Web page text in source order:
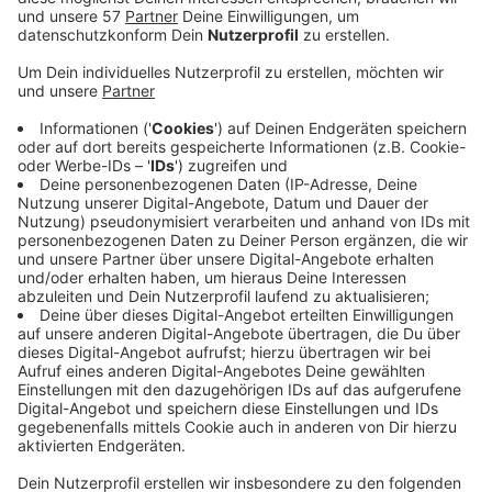
Wahlkampfveranstaltung der AfD im Eurogress
demonstriert.
Die Demo ist größtenteils friedlich verlaufen, heißt es
von der Polizei. Knapp 3.000 Menschen beteiligten
sich an der Aktion. Bei der Abschlusskundgebung am
Eurogress ließen Vermummte ein Protest-Banner der
Antifa aus dem Obergeschoss des Eurogress herab.
Gegen sie wird wegen Hausfriedensbruch ermittelt.
Außerdem wurden Polizisten mit Schneebällen
beworfen, wobei eine Beamtin am Auge verletzt
wurde. Auch hier wird ermittelt.
Die Bündnisse 'Gegenhalten' und 'Wir sind Aachen'
folgten mit dieser Demonstration einem Aufruf von
Aachens Oberbürgermeisterin Sibylle Keupen, heißt es
in einer Pressemitteilung. Sie sagte: "Jedem und jeder
steht offen, für sich zu entscheiden, welche